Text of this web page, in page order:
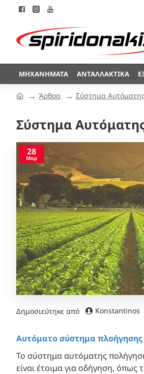
ΜΗΧΑΝΉΜΑΤΑ ΑΝΤΑΛΛΑΚΤΙΚΆ
Άρθρα Σύστημα
Σύστημα
28
Μαρ
Δημοσιεύτηκε από Konstantinos
Αυτόματο σύστημα πλοήγησης
Το σύστημα αυτόματης
είναι έτοιμα για οδήγηση, όπως